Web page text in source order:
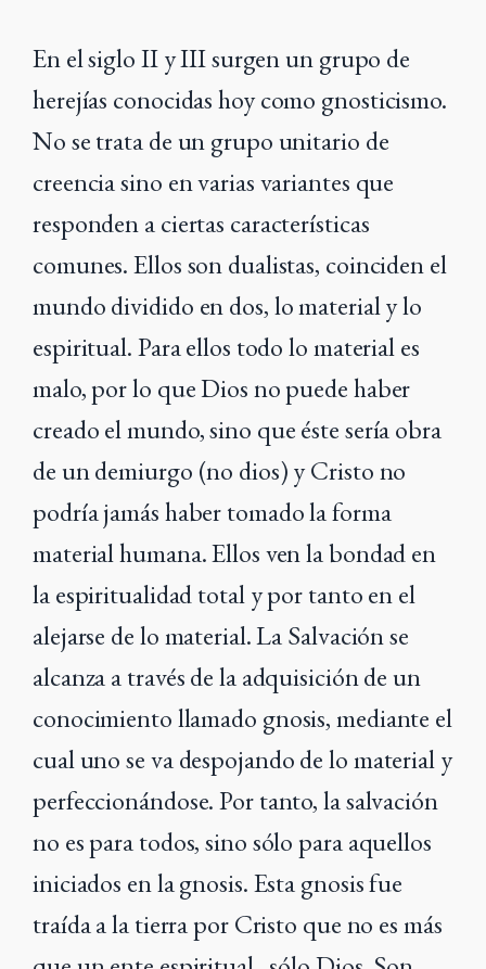
En el siglo II y III surgen un grupo de
herejías conocidas hoy como gnosticismo.
No se trata de un grupo unitario de
creencia sino en varias variantes que
responden a ciertas características
comunes. Ellos son dualistas, coinciden el
mundo dividido en dos, lo material y lo
espiritual. Para ellos todo lo material es
malo, por lo que Dios no puede haber
creado el mundo, sino que éste sería obra
de un demiurgo (no dios) y Cristo no
podría jamás haber tomado la forma
material humana. Ellos ven la bondad en
la espiritualidad total y por tanto en el
alejarse de lo material. La Salvación se
alcanza a través de la adquisición de un
conocimiento llamado gnosis, mediante el
cual uno se va despojando de lo material y
perfeccionándose. Por tanto, la salvación
no es para todos, sino sólo para aquellos
iniciados en la gnosis. Esta gnosis fue
traída a la tierra por Cristo que no es más